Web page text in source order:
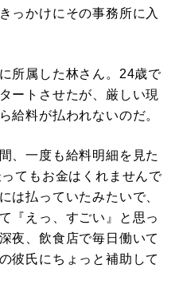
っかけにその事務所に入
所属した林さん。24歳で
ートさせたが、厳しい現
給料が払われないのだ。
、一度も給料明細を見た
てもお金はくれませんで
は払っていたみたいで、
『えっ、すごい』と思っ
夜、飲食店で毎日働いて
彼氏にちょっと補助して